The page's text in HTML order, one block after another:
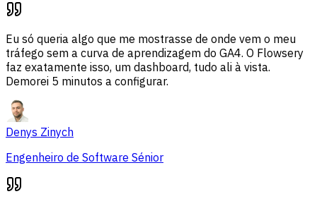
Eu só queria algo que me mostrasse de onde vem o meu
tráfego sem a curva de aprendizagem do GA4. O Flowsery
faz exatamente isso, um dashboard, tudo ali à vista.
Demorei 5 minutos a configurar.
Denys Zinych
Engenheiro de Software Sénior